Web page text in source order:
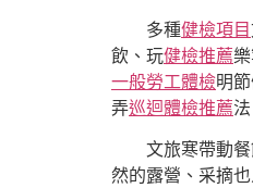
多種健檢項目
飲、玩健檢推薦
一般勞工體檢明
弄巡迴體檢推薦
文旅寒帶動
然的露營、采摘